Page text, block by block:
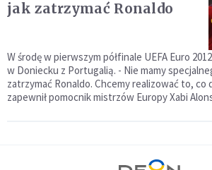
jak zatrzymać Ronaldo
W środę w pierwszym półfinale UEFA Euro
w Doniecku z Portugalią. - Nie mamy
zatrzymać Ronaldo. Chcemy realizować to, co
zapewnił pomocnik mistrzów Europy Xabi